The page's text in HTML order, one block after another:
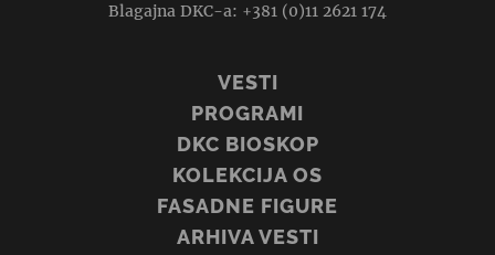
Blagajna DKC-a: +381 (0)11 2621 174
VESTI
PROGRAMI
DKC BIOSKOP
KOLEKCIJA OS
FASADNE FIGURE
ARHIVA VESTI